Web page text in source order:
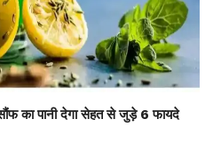
का पानी देगा सेहत से जुड़े 6 फायदे